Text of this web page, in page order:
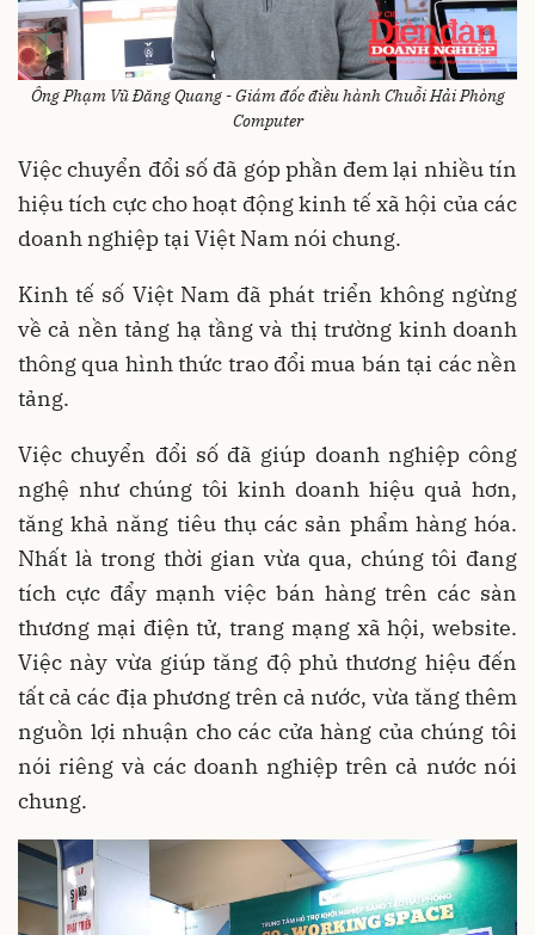
Ông Phạm Vũ Đăng Quang - Giám đốc điều hành Chuỗi Hải Phòng
Computer
Việc chuyển đổi số đã góp phần đem lại nhiều tín
hiệu tích cực cho hoạt động kinh tế xã hội của các
doanh nghiệp tại Việt Nam nói chung.
Kinh tế số Việt Nam đã phát triển không ngừng
về cả nền tảng hạ tầng và thị trường kinh doanh
thông qua hình thức trao đổi mua bán tại các nền
tảng.
Việc chuyển đổi số đã giúp doanh nghiệp công
nghệ như chúng tôi kinh doanh hiệu quả hơn,
tăng khả năng tiêu thụ các sản phẩm hàng hóa.
Nhất là trong thời gian vừa qua, chúng tôi đang
tích cực đẩy mạnh việc bán hàng trên các sàn
thương mại điện tử, trang mạng xã hội, website.
Việc này vừa giúp tăng độ phủ thương hiệu đến
tất cả các địa phương trên cả nước, vừa tăng thêm
nguồn lợi nhuận cho các cửa hàng của chúng tôi
nói riêng và các doanh nghiệp trên cả nước nói
chung.